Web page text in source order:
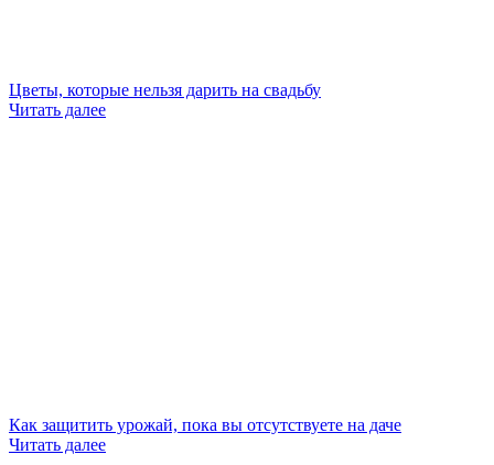
Цветы, которые нельзя дарить на свадьбу
Читать далее
Как защитить урожай, пока вы отсутствуете на даче
Читать далее